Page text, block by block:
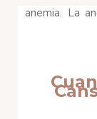
anemia. La